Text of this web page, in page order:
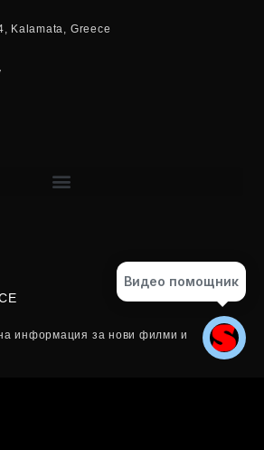
Kalamata, Greece
информация за нови филми и
Видео помощник